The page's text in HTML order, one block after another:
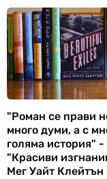
"Роман се прави
много думи, а с
голяма история" -
"Красиви
Мег Уайт Клейтън